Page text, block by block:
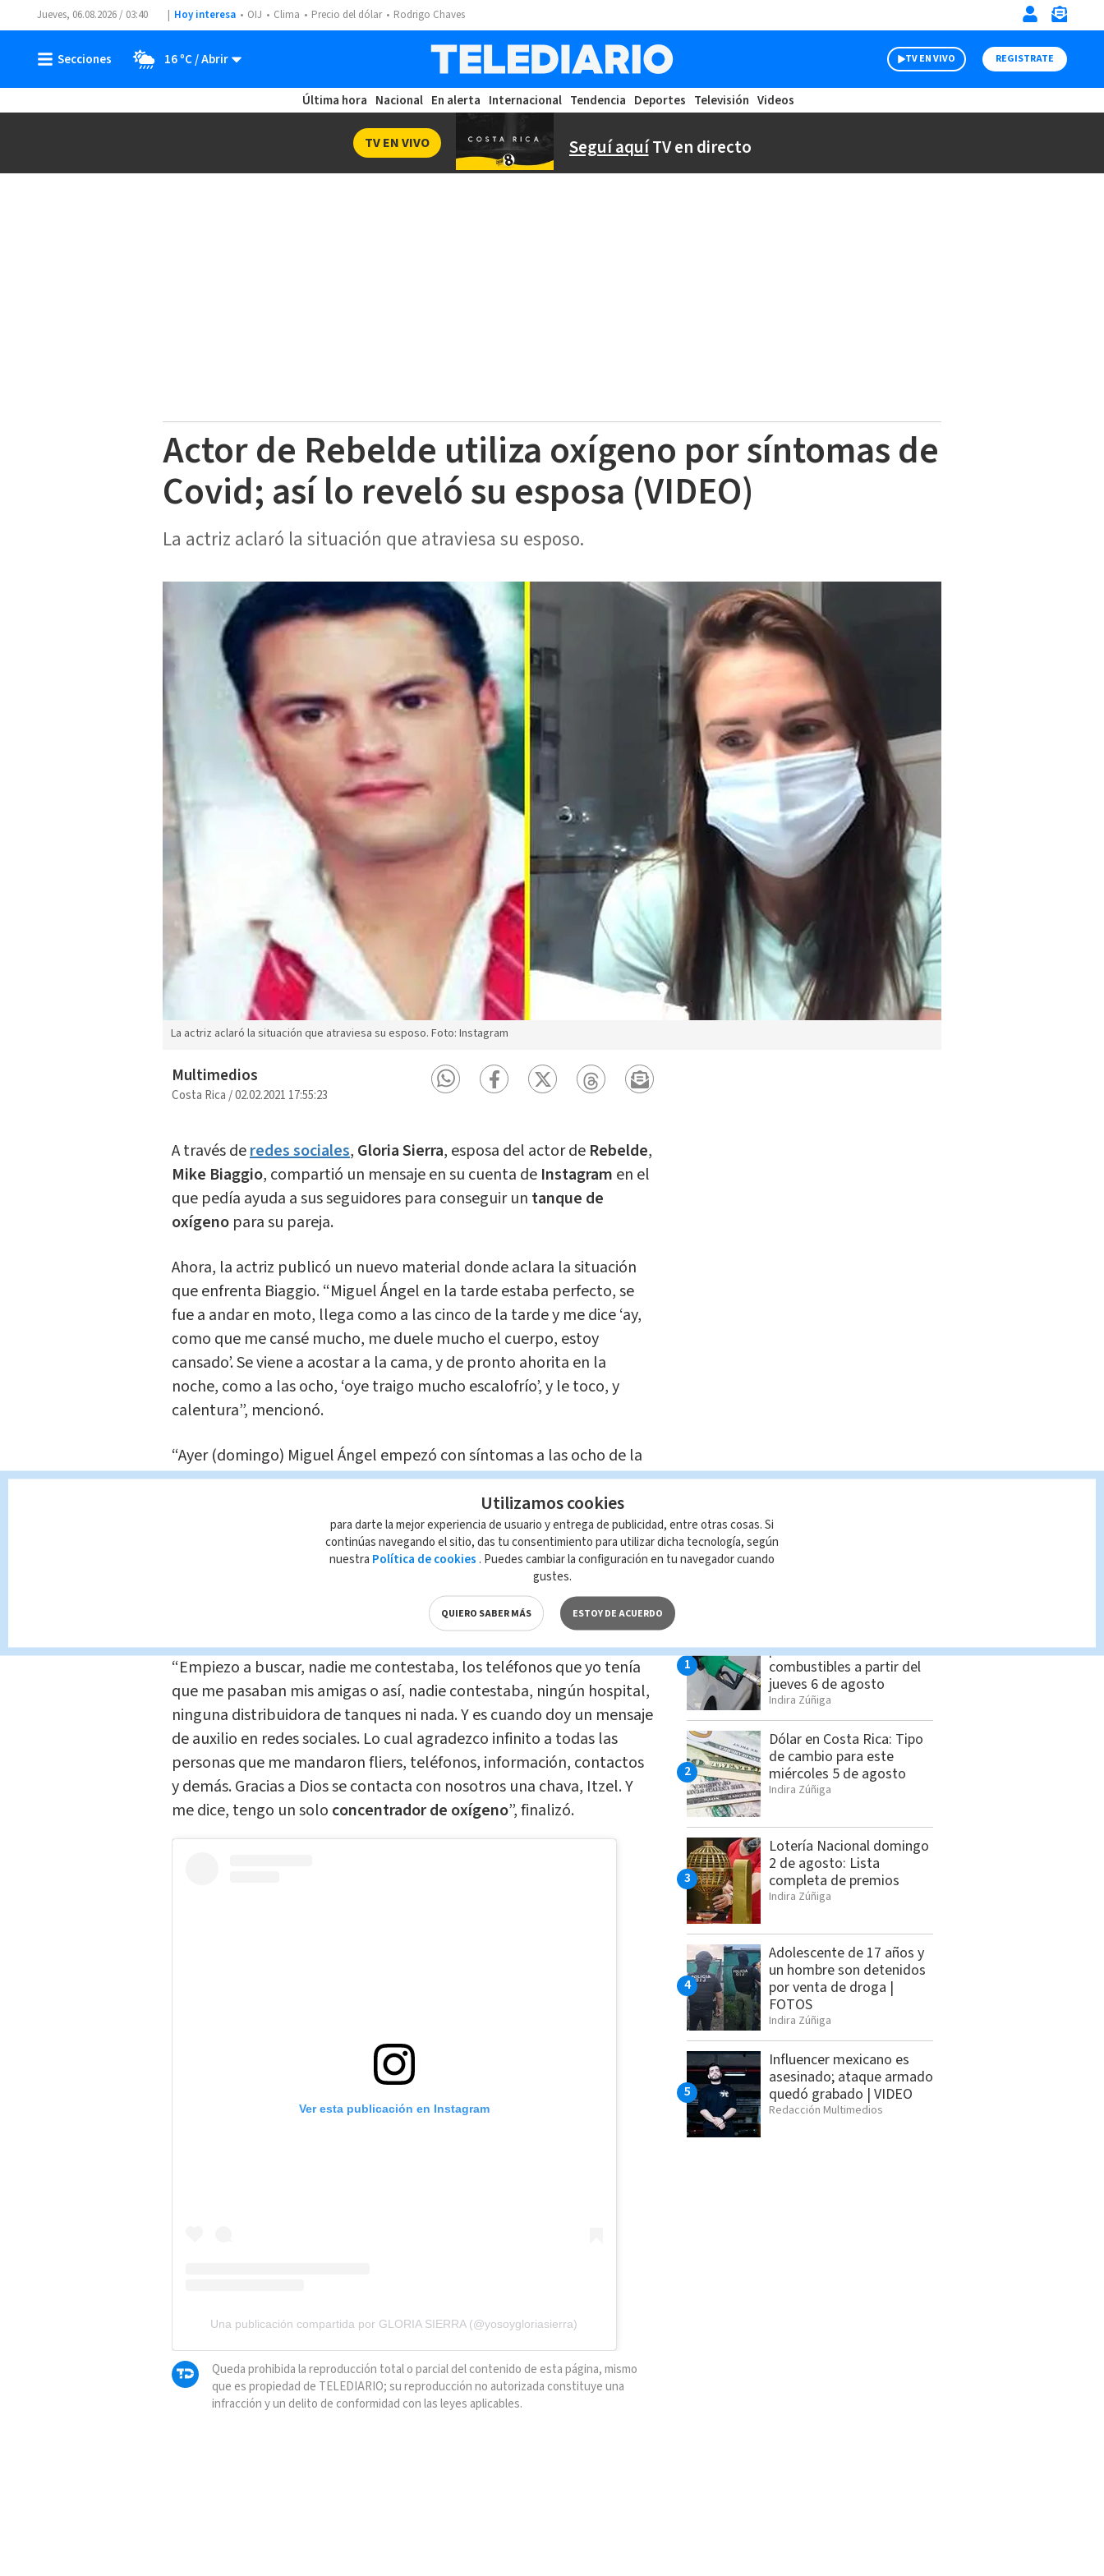
Jueves, 06.08.2026 / 03:40 Hoy interesa OIJ Clima Precio del dólar Rodrigo Chaves
16 ºC TV EN VIVO REGISTRATE
Última hora Nacional En alerta Internacional Tendencia Deportes Televisión Videos
Seguí aquíTV en directo
TV EN VIVO
Actor de Rebelde utiliza oxígeno por síntomas de
Covid; así lo reveló su esposa (VIDEO)
La actriz aclaró la situación que atraviesa su esposo.
La actriz aclaró la situación que atraviesa su esposo. Foto: Instagram
Multimedios
Costa Rica/02.02.2021 17:55:23
A través deredes sociales, Gloria Sierra, esposa del actor de Rebelde,
Mike Biaggio, compartió un mensaje en su cuenta de Instagram en el
que pedía ayuda a sus seguidores para conseguir un tanque de
oxígenopara su pareja.
Ahora, la actriz publicó un nuevo material donde aclara la situación
que enfrenta Biaggio. “Miguel Ángel en la tarde estaba perfecto, se
fue a andar en moto, llega como a las cinco de la tarde y me dice ‘ay,
como que me cansé mucho, me duele mucho el cuerpo, estoy
cansado’. Se viene a acostar a la cama, y de pronto ahorita en la
noche, como a las ocho, ‘oye traigo mucho escalofrío’, y le toco, y
calentura”, mencionó.
“Ayer (domingo) Miguel Ángel empezó con síntomas a las ocho de la
noche... Me dice, ‘tengo mucho escalofrío, me siento mal, dolor de
cuerpo’. Le tomo la temperatura, tenía 37 y pico, no era tan grave.
Cuando le tomo la oxigenación me doy cuenta de que estaba en 88 -
89. Le hablo a un doctor que tenemos en Monterrey, neumólogo y
y me dice ‘no, consigue oxígeno o
llévatelo al hospital porque los chavos de su edad no deberían bajar
“Empiezo a buscar, nadie me contestaba, los teléfonos que yo tenía
que me pasaban mis amigas o así, nadie contestaba, ningún hospital,
ninguna distribuidora de tanques ni nada. Y es cuando doy un mensaje
de auxilio en redes sociales. Lo cual agradezco infinito a todas las
personas que me mandaron fliers, teléfonos, información, contactos
y demás. Gracias a Dios se contacta con nosotros una chava, Itzel. Y
me dice, tengo un solo concentrador de oxígeno”, finalizó.
Ver esta publicación en Instagram
Una publicación compartida por GLORIA SIERRA (@yosoygloriasierra)
Queda prohibida la reproducción total o parcial del contenido de esta página, mismo
que es propiedad de TELEDIARIO; su reproducción no autorizada constituye una
infracción y un delito de conformidad con las leyes aplicables.
precios de los
combustibles a partir del
jueves 6 de agosto
Indira Zúñiga
Dólar en Costa Rica: Tipo
de cambio para este
miércoles 5 de agosto
Indira Zúñiga
Lotería Nacional domingo
2 de agosto: Lista
completa de premios
Indira Zúñiga
Adolescente de 17 años y
un hombre son detenidos
por venta de droga |
FOTOS
Indira Zúñiga
Influencer mexicano es
asesinado; ataque armado
quedó grabado | VIDEO
Redacción Multimedios
Utilizamos cookies
para darte la mejor experiencia de usuario y entrega de publicidad, entre otras cosas. Si
continúas navegando el sitio, das tu consentimiento para utilizar dicha tecnología, según
nuestra Política de cookies . Puedes cambiar la configuración en tu navegador cuando
gustes.
QUIERO SABER MÁS ESTOY DE ACUERDO